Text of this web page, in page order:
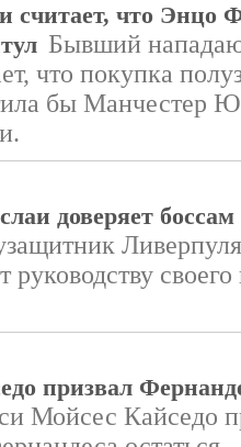
считает, что
Бывший
что покупка
бы Манчестер
доверяет
руководству
призвал
Мойсес Кайседо